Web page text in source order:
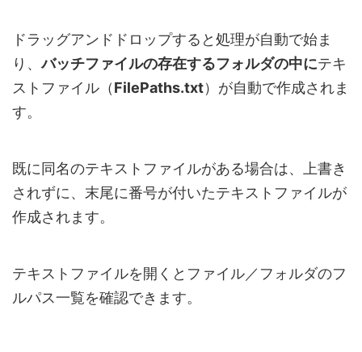
ドラッグアンドドロップすると処理が自動で始ま
り、バッチファイルの存在するフォルダの中にテキ
ストファイル（FilePaths.txt）が自動で作成されま
す。
既に同名のテキストファイルがある場合は、上書き
されずに、末尾に番号が付いたテキストファイルが
作成されます。
テキストファイルを開くとファイル／フォルダのフ
ルパス一覧を確認できます。